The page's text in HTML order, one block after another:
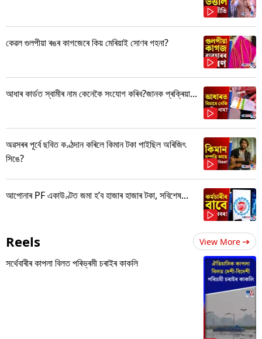
কেৱল গুলপীয়া ৰঙৰ কাগজেৰে কিয় মেৰিয়াই সোণৰ গহনা?
আধাৰ কাৰ্ডত স্বামীৰ নাম কেনেকৈ সংযোগ কৰিব?জানক প্ৰক্ৰিয়া...
অৱসৰৰ পূৰ্বে ছবিত কণ্ঠদান কৰিলে কিমান টকা পাইছিল অৰিজিৎ
সিঙে?
আপোনাৰ PF একাউণ্টত জমা হ’ব হাজাৰ হাজাৰ টকা, সবিশেষ...
Reels View More
সৰ্থেবাৰীৰ কাপলা বিলত পৰিভ্ৰমী চৰাইৰ কাকলি